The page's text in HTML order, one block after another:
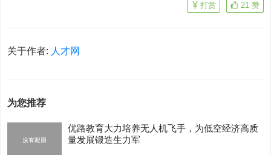
21 赞
打赏
关于作者: 人才网
为您推荐
优路教育大力培养无人机飞手，为低空经济高质
量发展锻造生力军